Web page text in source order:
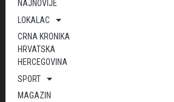
NAJNOVIJE
LOKALAC
CRNA KRONIKA
HRVATSKA
HERCEGOVINA
SPORT
MAGAZIN